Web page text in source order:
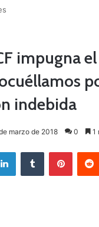
impugna
indebida
marzo de 2018 0 1